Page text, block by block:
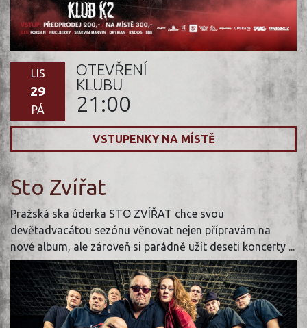
LIS
29
PÁ
OTEVŘENÍ
KLUBU
21:00
VSTUPENKY NA MÍSTĚ
Sto Zvířat
Pražská ska úderka STO ZVÍŘAT chce svou
devětadvacátou sezónu věnovat nejen přípravám na
nové album, ale zároveň si parádně užít deseti koncerty ...